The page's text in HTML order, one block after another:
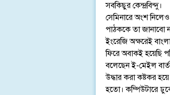
সবকিছুর কেন্দ্রবিন্দু।
সেমিনারে অংশ
পাঠককে তা জানাবো
ইংরেজি অক্ষরেই
ফিরে অবাকই হয়েছি
বলেছেন ই-মেইল
উদ্ধার করা কষ্টকর
হতো। কম্পিউটারে